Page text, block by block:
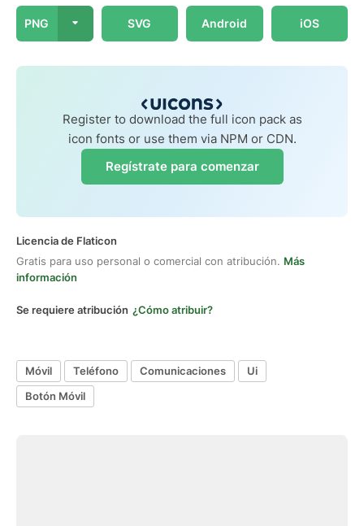
PNG SVG Android iOS
Register to download the full icon pack as
icon fonts or use them via NPM or CDN.
Regístrate para comenzar
Licencia de Flaticon
Gratis para uso personal o comercial con atribución. Más
información
Se requiere atribución ¿Cómo atribuir?
Móvil Teléfono Comunicaciones
Ui
Botón Móvil